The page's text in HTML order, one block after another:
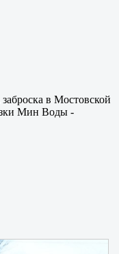
в Мостовской
Мин Воды -